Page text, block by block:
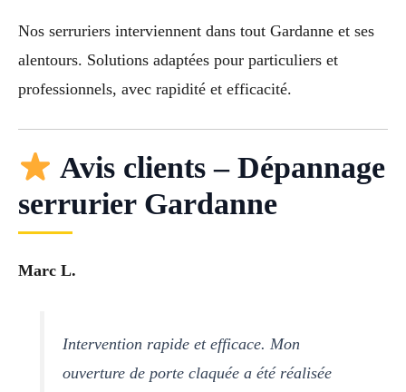
Nos serruriers interviennent dans tout Gardanne et ses
alentours. Solutions adaptées pour particuliers et
professionnels, avec rapidité et efficacité.
Avis clients – Dépannage
serrurier Gardanne
Marc L.
Intervention rapide et efficace. Mon
ouverture de porte claquée a été réalisée